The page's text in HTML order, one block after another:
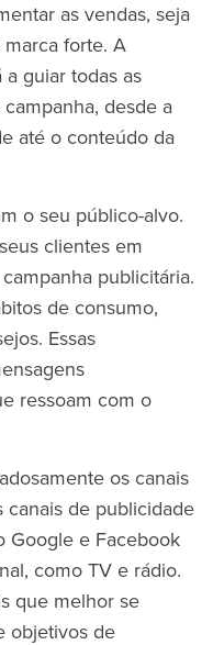
as vendas, seja
forte. A
guiar todas as
desde a
até o conteúdo da
o seu público-alvo.
clientes em
publicitária.
de consumo,
Essas
ressoam com o
os canais
canais de publicidade
Google e Facebook
como TV e rádio.
que melhor se
objetivos de